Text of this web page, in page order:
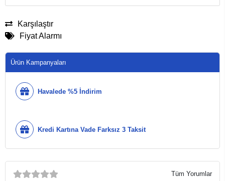
Karşılaştır
Fiyat Alarmı
Ürün Kampanyaları
Havalede %5 İndirim
Kredi Kartına Vade Farksız 3 Taksit
Tüm Yorumlar